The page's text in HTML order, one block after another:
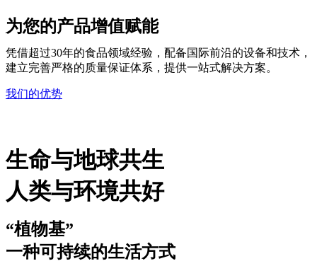
为您的产品增值赋能
凭借超过30年的食品领域经验，配备国际前沿的设备和技术，
建立完善严格的质量保证体系，提供一站式解决方案。
我们的优势
生命与地球共生
人类与环境共好
“植物基”
一种可持续的生活方式